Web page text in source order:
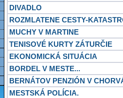
DIVADLO
ROZMLATENE CESTY-
MUCHY V MARTINE
TENISOVÉ KURTY ZÁTURČIE
EKONOMICKÁ SITUÁCIA
BORDEL V MESTE...
BERNÁTOV PENZIÓN V
MESTSKÁ POLÍCIA.